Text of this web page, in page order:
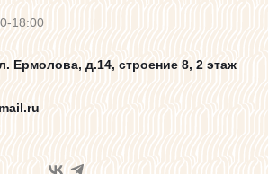
соглашение
18:00
Ермолова, д.14, строение 8, 2 этаж